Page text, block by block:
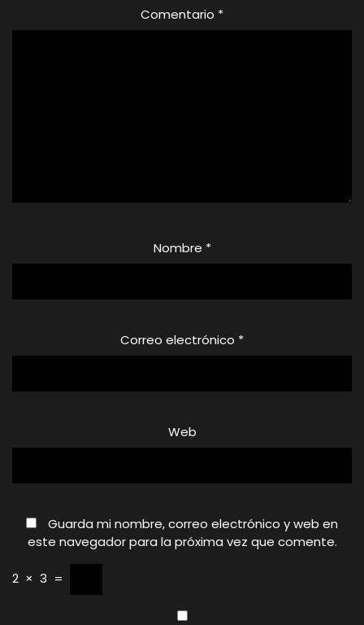
Comentario *
Nombre *
Correo electrónico *
Web
Guarda mi nombre, correo electrónico y web en
este navegador para la próxima vez que comente.
2 × 3 =